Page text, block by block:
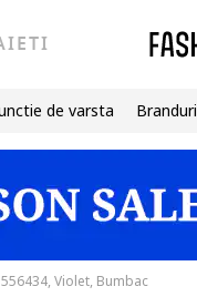
de varsta Branduri
Violet, Bumbac